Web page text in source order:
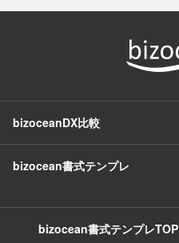
bizoceanDX比較
bizocean書式テンプレ
bizocean書式テンプレTOP